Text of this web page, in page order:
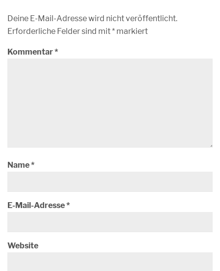
Deine E-Mail-Adresse wird nicht veröffentlicht.
Erforderliche Felder sind mit* markiert
Kommentar*
Name*
E-Mail-Adresse*
Website